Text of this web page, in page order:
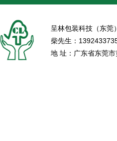
呈林包装科技（东
柴先生：
地 址：广东省东莞